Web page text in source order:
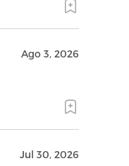
Ago 3, 2026
Jul 30, 2026